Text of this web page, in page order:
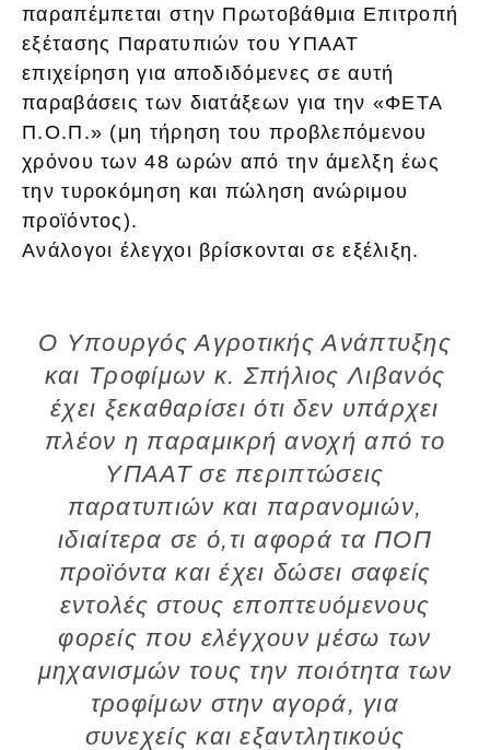
παραπέμπεται στην Πρωτοβάθμια Επιτροπή
εξέτασης Παρατυπιών του ΥΠΑΑΤ
επιχείρηση για αποδιδόμενες σε αυτή
παραβάσεις των διατάξεων για την «ΦΕΤΑ
Π.Ο.Π.» (μη τήρηση του προβλεπόμενου
χρόνου των 48 ωρών από την άμελξη έως
την τυροκόμηση και πώληση ανώριμου
προϊόντος).
Ανάλογοι έλεγχοι βρίσκονται σε εξέλιξη.
Ο Υπουργός Αγροτικής Ανάπτυξης
και Τροφίμων κ. Σπήλιος Λιβανός
έχει ξεκαθαρίσει ότι δεν υπάρχει
πλέον η παραμικρή ανοχή από το
ΥΠΑΑΤ σε περιπτώσεις
παρατυπιών και παρανομιών,
ιδιαίτερα σε ό,τι αφορά τα ΠΟΠ
προϊόντα και έχει δώσει σαφείς
εντολές στους εποπτευόμενους
φορείς που ελέγχουν μέσω των
μηχανισμών τους την ποιότητα των
τροφίμων στην αγορά, για
συνεχείς και εξαντλητικούς